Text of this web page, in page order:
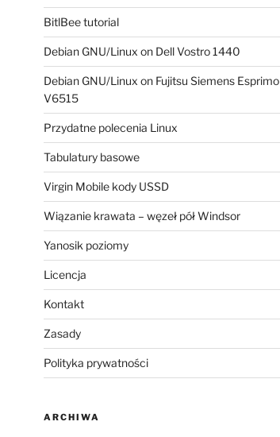
BitlBee tutorial
Debian GNU/Linux on Dell Vostro 1440
Debian GNU/Linux on Fujitsu Siemens Esprimo
V6515
Przydatne polecenia Linux
Tabulatury basowe
Virgin Mobile kody USSD
Wiązanie krawata – węzeł pół Windsor
Yanosik poziomy
Licencja
Kontakt
Zasady
Polityka prywatności
ARCHIWA